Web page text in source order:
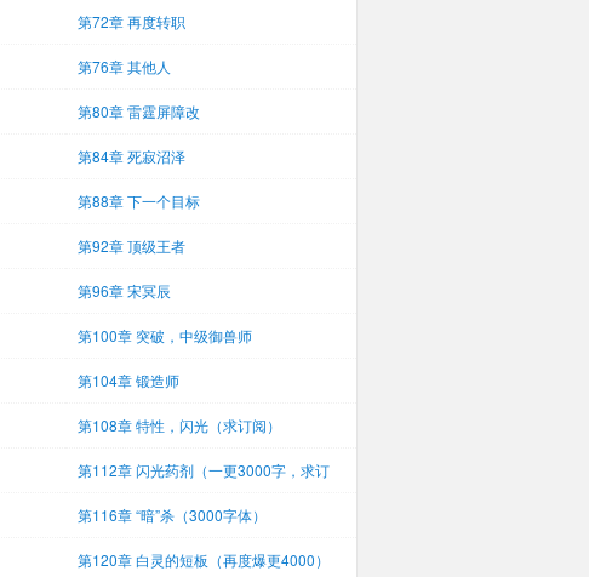
第72章 再度转职
第76章 其他人
第80章 雷霆屏障改
第84章 死寂沼泽
第88章 下一个目标
第92章 顶级王者
第96章 宋冥辰
第100章 突破，中级御兽师
第104章 锻造师
第108章 特性，闪光（求订阅）
第112章 闪光药剂（一更3000字，求订
阅）
第116章 “暗”杀（3000字体）
第120章 白灵的短板（再度爆更4000）